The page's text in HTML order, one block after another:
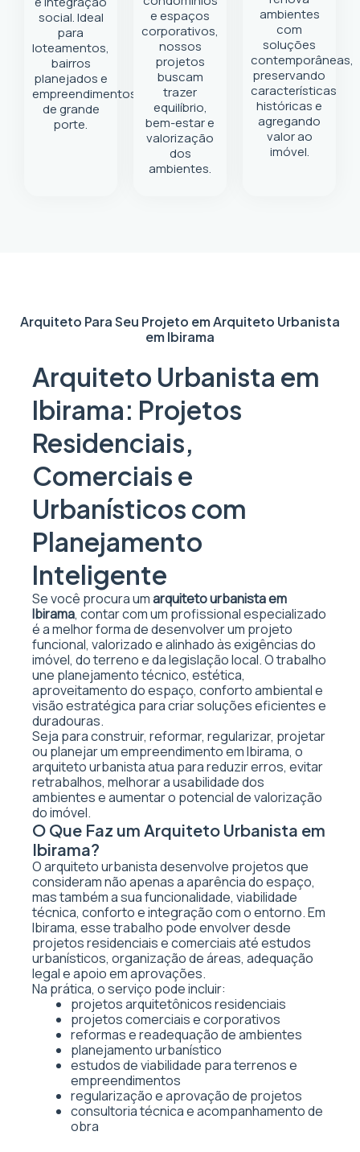
social. Ideal
para
loteamentos,
bairros
planejados e
empreendimentos
de grande
porte.
e espaços
corporativos,
nossos
projetos
buscam
trazer
equilíbrio,
bem-estar e
valorização
dos
ambientes.
ambientes
com
soluções
contemporâneas,
preservando
características
históricas e
agregando
valor ao
imóvel.
Arquiteto Para Seu Projeto emArquiteto Urbanista
em Ibirama
Arquiteto Urbanista em
Ibirama: Projetos
Residenciais,
Comerciais e
Urbanísticos com
Planejamento
Inteligente
Se você procura umarquiteto urbanista em
Ibirama, contar com um profissional especializado
é a melhor forma de desenvolver um projeto
funcional, valorizado e alinhado às exigências do
imóvel, do terreno e da legislação local. O trabalho
une planejamento técnico, estética,
aproveitamento do espaço, conforto ambiental e
visão estratégica para criar soluções eficientes e
duradouras.
Seja para construir, reformar, regularizar, projetar
ou planejar um empreendimento em Ibirama, o
arquiteto urbanista atua para reduzir erros, evitar
retrabalhos, melhorar a usabilidade dos
ambientes e aumentar o potencial de valorização
do imóvel.
O Que Faz um Arquiteto Urbanista em
Ibirama?
O arquiteto urbanista desenvolve projetos que
consideram não apenas a aparência do espaço,
mas também a sua funcionalidade, viabilidade
técnica, conforto e integração com o entorno. Em
Ibirama, esse trabalho pode envolver desde
projetos residenciais e comerciais até estudos
urbanísticos, organização de áreas, adequação
legal e apoio em aprovações.
Na prática, o serviço pode incluir:
projetos arquitetônicos residenciais
projetos comerciais e corporativos
reformas e readequação de ambientes
planejamento urbanístico
estudos de viabilidade para terrenos e
empreendimentos
regularização e aprovação de projetos
consultoria técnica e acompanhamento de
obra